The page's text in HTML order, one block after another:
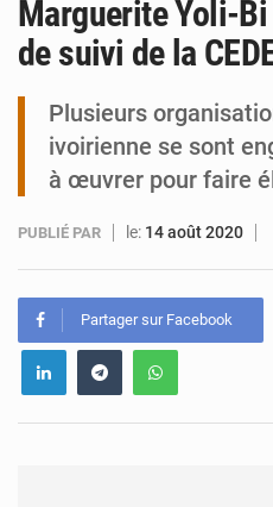
Marguerite Yoli-
de suivi de la
Plusieurs
ivoirienne se sont
à œuvrer pour faire
PUBLIÉ PAR le: 14 août 2020
Partager sur Facebook